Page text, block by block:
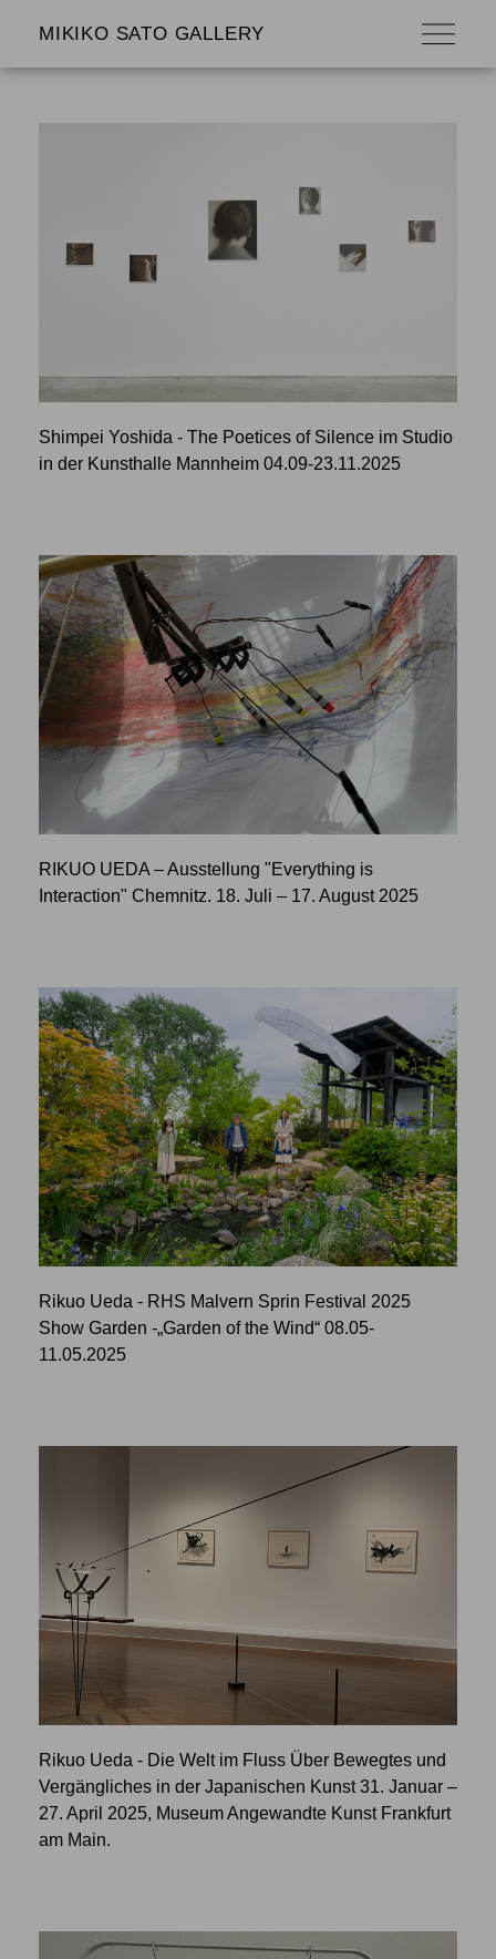
MIKIKO SATO GALLERY
Shimpei Yoshida - The Poetices of Silence im Studio
in der Kunsthalle Mannheim 04.09-23.11.2025
RIKUO UEDA – Ausstellung "Everything is
Interaction" Chemnitz. 18. Juli – 17. August 2025
Rikuo Ueda - RHS Malvern Sprin Festival 2025
Show Garden -„Garden of the Wind“ 08.05-
11.05.2025
Rikuo Ueda - Die Welt im Fluss Über Bewegtes und
Vergängliches in der Japanischen Kunst 31. Januar –
27. April 2025, Museum Angewandte Kunst Frankfurt
am Main.